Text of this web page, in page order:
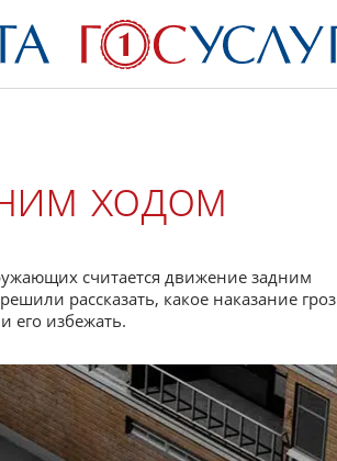
ходом
считается движение задним
рассказать, какое наказание
его избежать.